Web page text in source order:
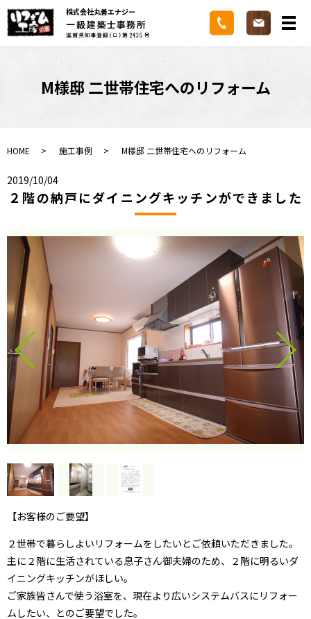
メ
株式会社丸善エナジー
M様邸 二世帯住宅へのリフォーム
HOME 施工事例 M様邸 二世帯住宅へのリフォーム
2019/10/04
２階の納戸にダイニングキッチンができました
【お客様のご要望】
２世帯で暮らしよいリフォームをしたいとご依頼いただきました。
主に２階に生活されている息子さん御夫婦のため、２階に明るいダ
イニングキッチンがほしい。
ご家族皆さんで使う浴室を、現在より広いシステムバスにリフォー
ムしたい、とのご要望でした。